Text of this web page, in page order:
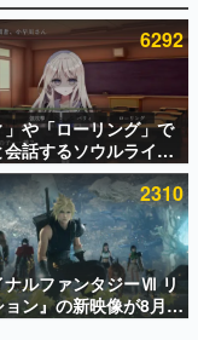
ュー数万以上！ などな
ミ渾身の“殿堂入り”記
6292
や「ローリング」で
話するソウルライク
『小早川さんはソウ
無料公開。返事に失
YOU DIED」
2310
ナルファンタジーⅦ リ
ン』の新映像が8月
に公開へ。『FF7』リ